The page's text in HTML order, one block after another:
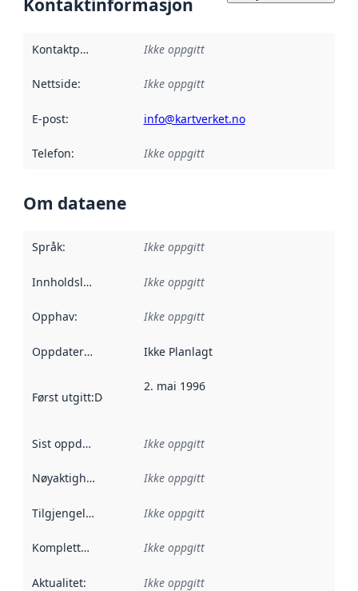
Kontaktinformasjon
Kontaktpunkt Ikke oppgitt
Nettside: Ikke oppgitt
E-post: info@kartverket.no
Telefon: Ikke oppgitt
Om dataene
Språk: Ikke oppgitt
Innholdsleverandører :
Ikke oppgitt
Opphav: Ikke oppgitt
Oppdateringsfrekvens :
Ikke Planlagt
Først utgitt:Denne datoen sier når dataene i dette
2. mai 1996
Sist oppdatert Ikke oppgitt
Nøyaktighet Ikke oppgitt
Tilgjengelighet Ikke oppgitt
Kompletthet Ikke oppgitt
Aktualitet: Ikke oppgitt